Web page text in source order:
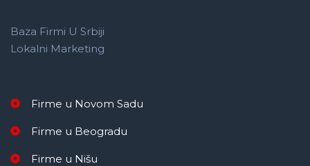
Baza Firmi U Srbiji
Lokalni Marketing
Firme u Novom Sadu
Firme u Beogradu
Firme u Nišu